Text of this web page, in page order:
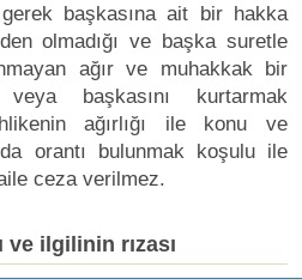
başkasına ait bir hakka
olmadığı ve başka suretle
ağır ve muhakkak bir
başkasını kurtarmak
ağırlığı ile konu ve
orantı bulunmak koşulu ile
ceza verilmez.
ve ilgilinin rızası